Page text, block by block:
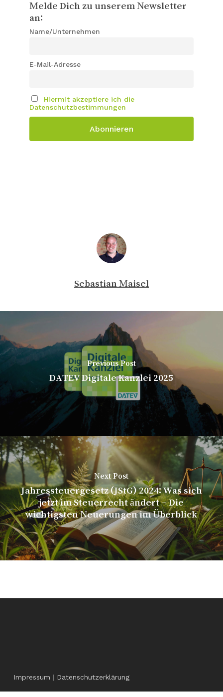
Melde Dich zu unserem Newsletter
an:
Name/Unternehmen
E-Mail-Adresse
Hiermit akzeptiere ich die
Datenschutzbestimmungen
Sebastian Maisel
Previous Post
DATEV Digitale Kanzlei 2025
Next Post
Jahressteuergesetz (JStG) 2024: Was sich
jetzt im Steuerrecht ändert – Die
wichtigsten Neuerungen im Überblick
Impressum | Datenschutzerklärung